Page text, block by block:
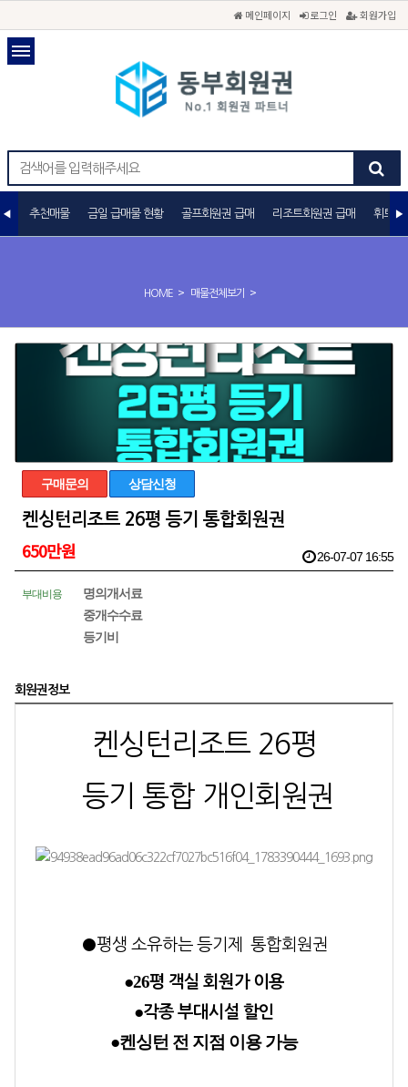
메인페이지 로그인 회원가입
HOME > 매물전체보기 >
추천매물 금일 급매물 현황 골프회원권 급매 리조트회원권 급매 휘트니
구매문의 상담신청
켄싱턴리조트 26평 등기 통합회원권
650만원
부대비용
명의개서료
중개수수료
등기비
26-07-07 16:55
회원권정보
켄싱턴리조트 26평
등기 통합 개인회원권
●평생 소유하는 등기제 통합회원권
●26평 객실 회원가 이용
●각종 부대시설 할인
●켄싱턴 전 지점 이용 가능